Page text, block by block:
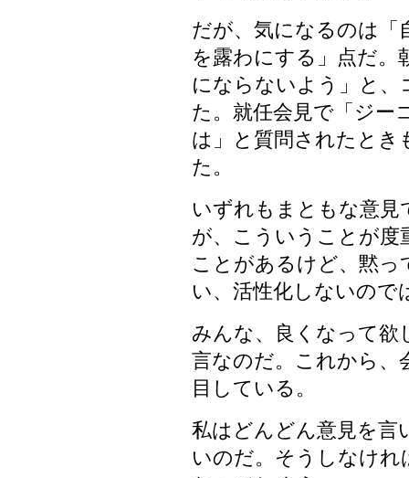
だが、気になるのは「
を露わにする」点だ。
にならないよう」と
た。就任会見で「ジー
は」と質問されたとき
た。
いずれもまともな意見
が、こういうことが度
ことがあるけど、黙
い、活性化しないので
みんな、良くなって欲
言なのだ。これから、
目している。
私はどんどん意見を言
いのだ。そうしなけれ